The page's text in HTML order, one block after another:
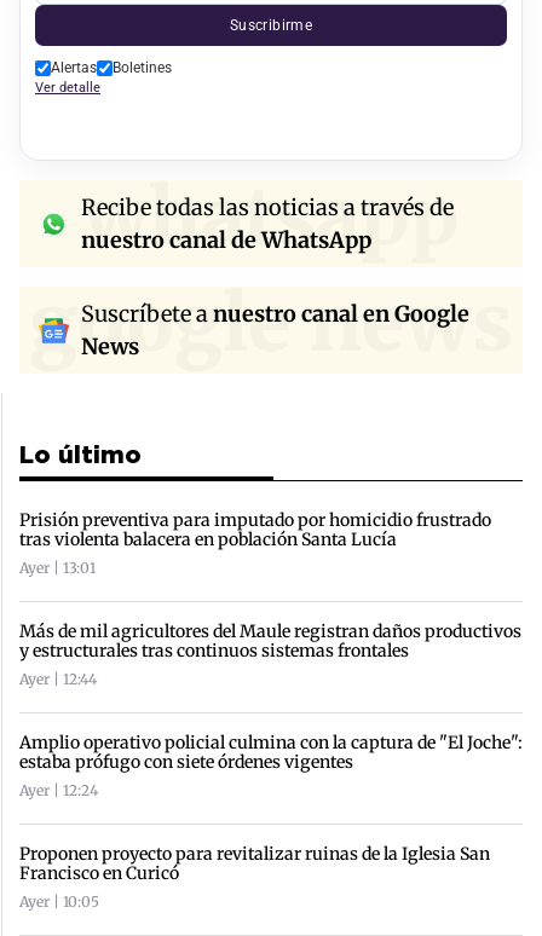
Suscribirme
Alertas Boletines
Ver detalle
whatsapp
Recibe todas las noticias a través de
nuestro canal de WhatsApp
google news
Suscríbete anuestro canal en Google
News
Lo último
Prisión preventiva para imputado por homicidio frustrado
tras violenta balacera en población Santa Lucía
Ayer | 13:01
Más de mil agricultores del Maule registran daños productivos
y estructurales tras continuos sistemas frontales
Ayer | 12:44
Amplio operativo policial culmina con la captura de "El Joche":
estaba prófugo con siete órdenes vigentes
Ayer | 12:24
Proponen proyecto para revitalizar ruinas de la Iglesia San
Francisco en Curicó
Ayer | 10:05